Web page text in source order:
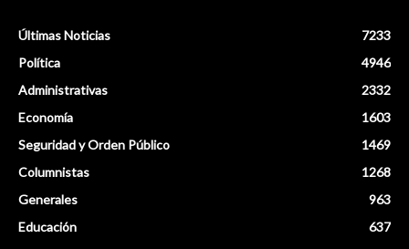
Últimas Noticias
7233
Política
4946
Administrativas
2332
Economía
1603
Seguridad y Orden Público
1469
Columnistas
1268
Generales
963
Educación
637